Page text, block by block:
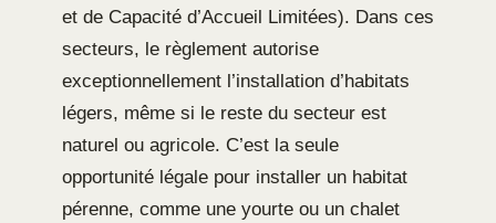
et de Capacité d’Accueil Limitées). Dans ces
secteurs, le règlement autorise
exceptionnellement l’installation d’habitats
légers, même si le reste du secteur est
naturel ou agricole. C’est la seule
opportunité légale pour installer un habitat
pérenne, comme une yourte ou un chalet